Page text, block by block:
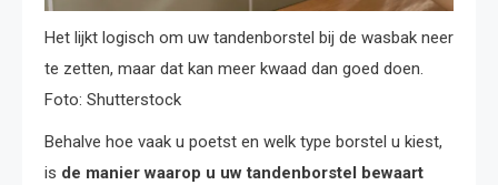
Het lijkt logisch om uw tandenborstel bij de wasbak neer
te zetten, maar dat kan meer kwaad dan goed doen.
Foto: Shutterstock
Behalve hoe vaak u poetst en welk type borstel u kiest,
is de manier waarop u uw tandenborstel bewaart